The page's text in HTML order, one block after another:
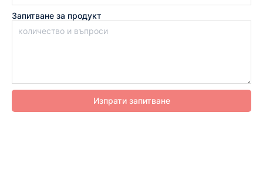
Запитване за продукт
Изпрати запитване